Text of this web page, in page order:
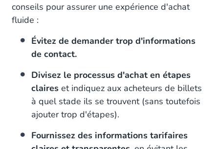
conseils pour assurer une expérience d'achat
fluide :
Évitez de demander trop d'informations
de contact.
Divisez le processus d'achat en étapes
claires et indiquez aux acheteurs de billets
à quel stade ils se trouvent (sans toutefois
ajouter trop d'étapes).
Fournissez des informations tarifaires